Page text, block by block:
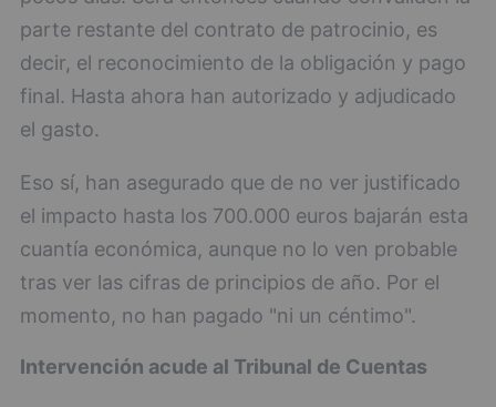
parte restante del contrato de patrocinio, es
decir, el reconocimiento de la obligación y pago
final. Hasta ahora han autorizado y adjudicado
el gasto.
Eso sí, han asegurado que de no ver justificado
el impacto hasta los 700.000 euros bajarán esta
cuantía económica, aunque no lo ven probable
tras ver las cifras de principios de año. Por el
momento, no han pagado "ni un céntimo".
Intervención acude al Tribunal de Cuentas